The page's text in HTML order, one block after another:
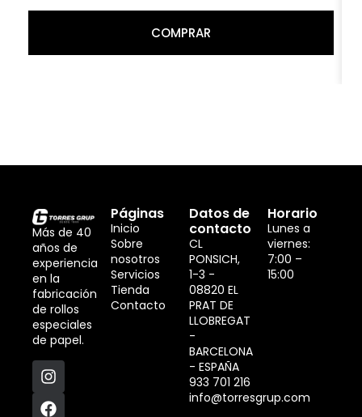
COMPRAR
Más de 40
años de
experiencia
en la
fabricación
de rollos
especiales
de papel.
Páginas
Inicio
Sobre
nosotros
Servicios
Tienda
Contacto
Datos de
contacto
CL
PONSICH,
1-3 -
08820 EL
PRAT DE
LLOBREGAT
-
BARCELONA
- ESPAÑA
933 701 216
info@torresgrup.com
Horario
Lunes a
viernes:
7:00 –
15:00